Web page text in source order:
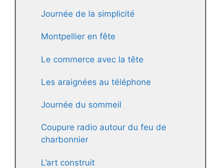
Journée de la simplicité
Montpellier en fête
Le commerce avec la tête
Les araignées au téléphone
Journée du sommeil
Coupure radio autour du feu de
charbonnier
L’art construit